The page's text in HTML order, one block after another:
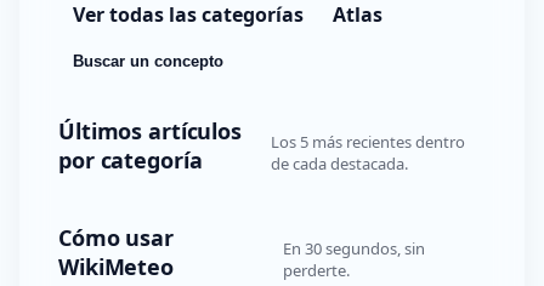
Ver todas las categorías Atlas
Buscar un concepto
Últimos artículos
por categoría
Los 5 más recientes dentro
de cada destacada.
Cómo usar
WikiMeteo
En 30 segundos, sin
perderte.